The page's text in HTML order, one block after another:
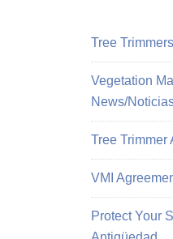
Tree
Vegetation
News/
Tree Trimmer
VMI
Protect Your